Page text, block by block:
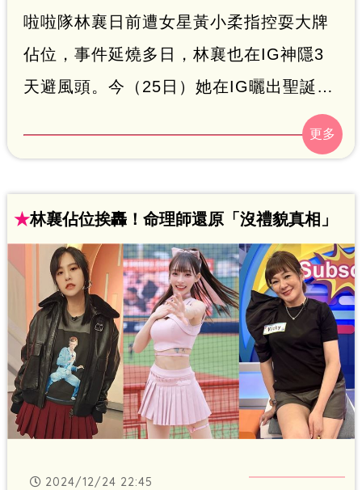
啦啦隊林襄日前遭女星黃小柔指控耍大牌
佔位，事件延燒多日，林襄也在IG神隱3
天避風頭。今（25日）她在IG曬出聖誕辣
照，白雪紛飛下，僅穿著一間白色連身三
★林襄佔位挨轟！命理師還原「沒禮貌真相」
2024/12/24 22:45